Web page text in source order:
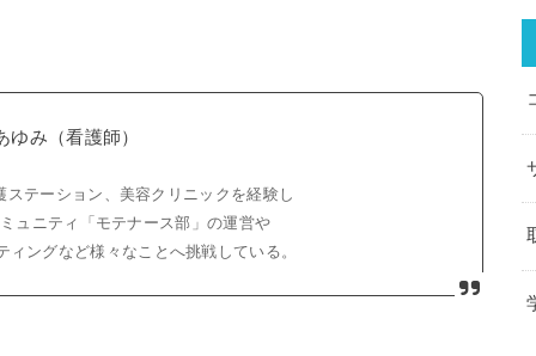
ゆみ（看護師）
テーション、美容クリニックを経験し
ュニティ「モテナース部」の運営や
ングなど様々なことへ挑戦している。